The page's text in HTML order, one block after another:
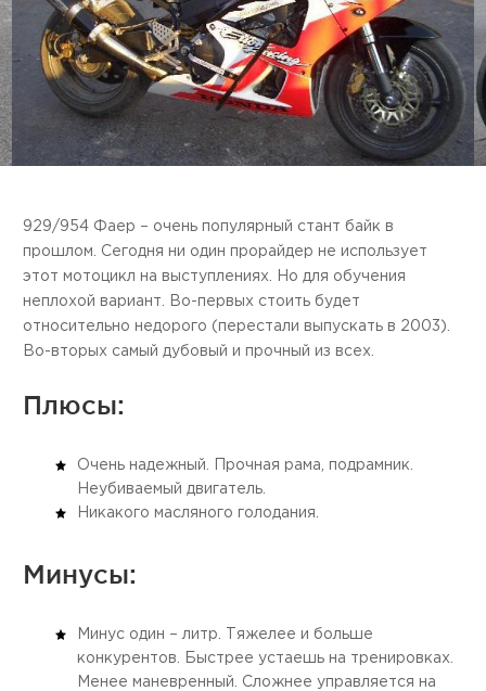
929/954 Фаер – очень популярный стант байк в
прошлом. Сегодня ни один прорайдер не использует
этот мотоцикл на выступлениях. Но для обучения
неплохой вариант. Во-первых стоить будет
относительно недорого (перестали выпускать в 2003).
Во-вторых самый дубовый и прочный из всех.
Плюсы:
Очень надежный. Прочная рама, подрамник.
Неубиваемый двигатель.
Никакого масляного голодания.
Минусы:
Минус один – литр. Тяжелее и больше
конкурентов. Быстрее устаешь на тренировках.
Менее маневренный. Сложнее управляется на